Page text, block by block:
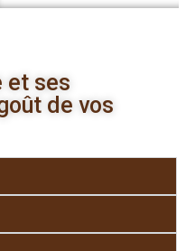
et ses
de vos